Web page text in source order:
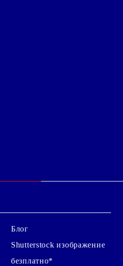
Блог
Shutterstock изображение
безплатно*